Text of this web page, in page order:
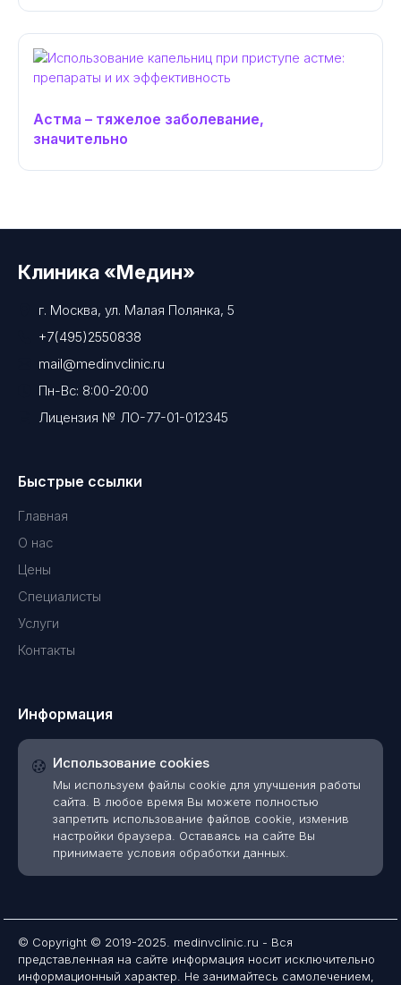
Астма – тяжелое заболевание,
значительно
Клиника «Медин»
г. Москва, ул. Малая Полянка, 5
+7(495)2550838
mail@medinvclinic.ru
Пн-Вс: 8:00-20:00
Лицензия № ЛО-77-01-012345
Быстрые ссылки
Главная
О нас
Цены
Специалисты
Услуги
Контакты
Информация
Использование cookies
Мы используем файлы cookie для улучшения работы
сайта. В любое время Вы можете полностью
запретить использование файлов cookie, изменив
настройки браузера. Оставаясь на сайте Вы
принимаете условия обработки данных.
© Copyright © 2019-2025. medinvclinic.ru - Вся
представленная на сайте информация носит исключительно
информационный характер. Не занимайтесь самолечением,